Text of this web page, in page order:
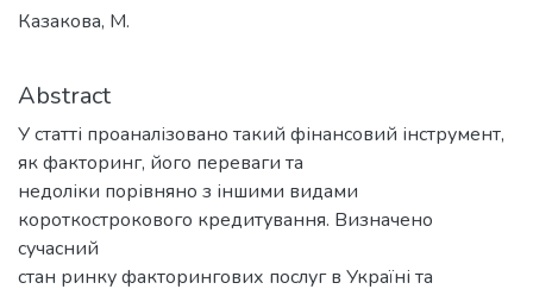
Казакова, М.
Abstract
У статті проаналізовано такий фінансовий інструмент,
як факторинг, його переваги та
недоліки порівняно з іншими видами
короткострокового кредитування. Визначено
сучасний
стан ринку факторингових послуг в Україні та